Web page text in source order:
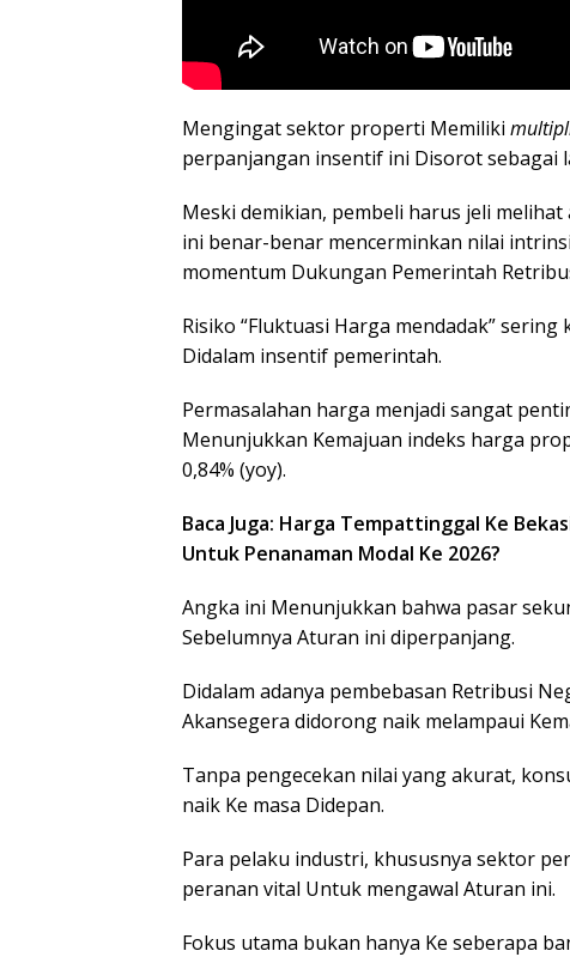
Mengingat sektor properti Memiliki
perpanjangan insentif ini Disorot sebagai
Meski demikian, pembeli harus jeli
ini benar-benar mencerminkan nilai
momentum Dukungan Pemerintah
Risiko “Fluktuasi Harga mendadak”
Didalam insentif pemerintah.
Permasalahan harga menjadi sangat
Menunjukkan Kemajuan indeks harga
0,84% (yoy).
Baca Juga: Harga Tempattinggal Ke
Untuk Penanaman Modal Ke 2026?
Angka ini Menunjukkan bahwa pasar
Sebelumnya Aturan ini diperpanjang.
Didalam adanya pembebasan Retribusi
Akansegera didorong naik melampaui
Tanpa pengecekan nilai yang akurat,
naik Ke masa Didepan.
Para pelaku industri, khususnya sektor
peranan vital Untuk mengawal Aturan ini.
Fokus utama bukan hanya Ke seberapa